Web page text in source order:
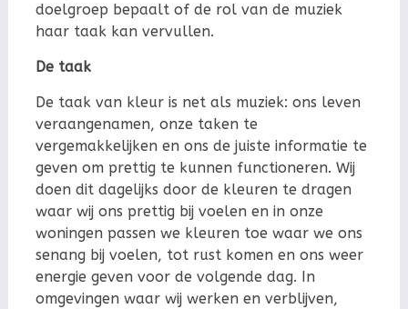
doelgroep bepaalt of de rol van de muziek
haar taak kan vervullen.
De taak
De taak van kleur is net als muziek: ons leven
veraangenamen, onze taken te
vergemakkelijken en ons de juiste informatie te
geven om prettig te kunnen functioneren. Wij
doen dit dagelijks door de kleuren te dragen
waar wij ons prettig bij voelen en in onze
woningen passen we kleuren toe waar we ons
senang bij voelen, tot rust komen en ons weer
energie geven voor de volgende dag. In
omgevingen waar wij werken en verblijven,